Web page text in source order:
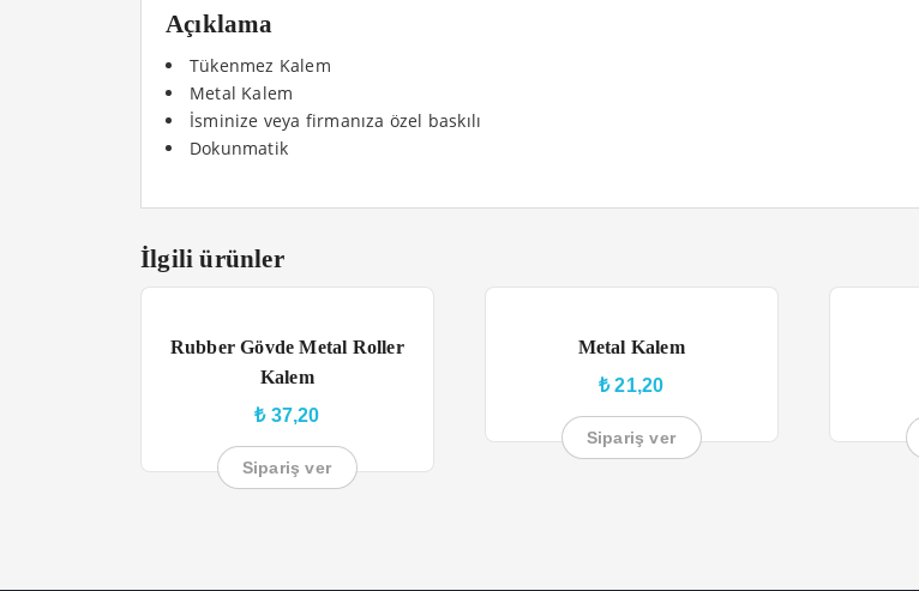
Açıklama
Tükenmez Kalem
Metal Kalem
İsminize veya firmanıza özel baskılı
Dokunmatik
İlgili ürünler
Rubber Gövde Metal Roller
Kalem
₺37,20
Sipariş ver
Metal Kalem
₺21,20
Sipariş ver